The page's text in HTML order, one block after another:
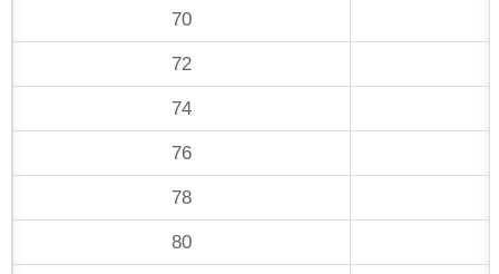
70
72
74
76
78
80